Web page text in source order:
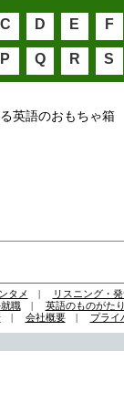
C D E F
P Q R S
英語のおもちゃ箱
タメ | リスニング・
職| 英語のものがたり
| 会社概要| プライ